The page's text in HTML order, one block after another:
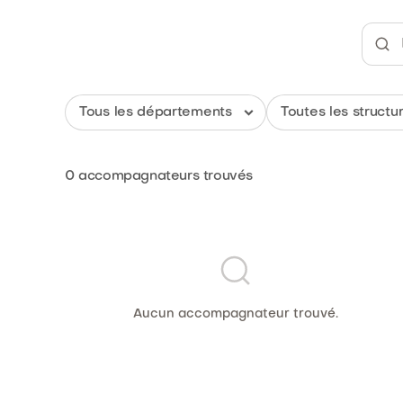
0accompagnateurs trouvés
Aucun accompagnateur trouvé.